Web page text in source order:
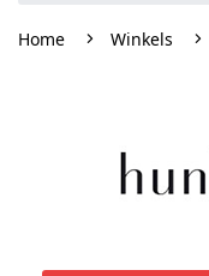
Home Winkels